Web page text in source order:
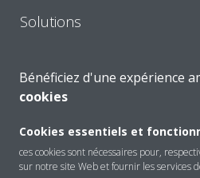
Solutions
À propos de Daikin
Mentions légales
Avis
Bénéficiez d'une expérience
cookies
Cookies essentiels et
ces cookies sont nécessaires pour,
sur notre site Web et fournir les services